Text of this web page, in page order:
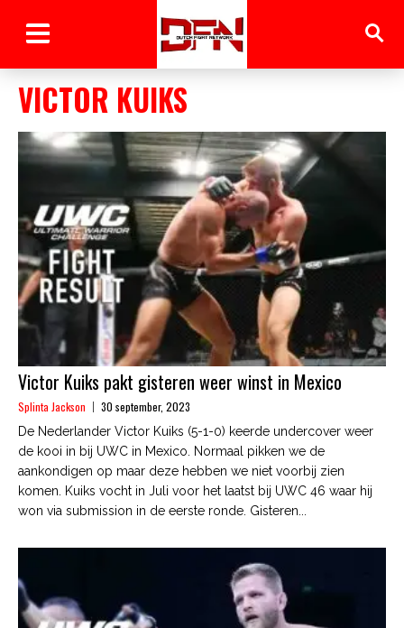
VICTOR KUIKS
Victor Kuiks pakt gisteren weer winst in Mexico
Splinta Jackson 30 september, 2023
De Nederlander Victor Kuiks (5-1-0) keerde undercover weer
de kooi in bij UWC in Mexico. Normaal pikken we de
aankondigen op maar deze hebben we niet voorbij zien
komen. Kuiks vocht in Juli voor het laatst bij UWC 46 waar hij
won via submission in de eerste ronde. Gisteren...